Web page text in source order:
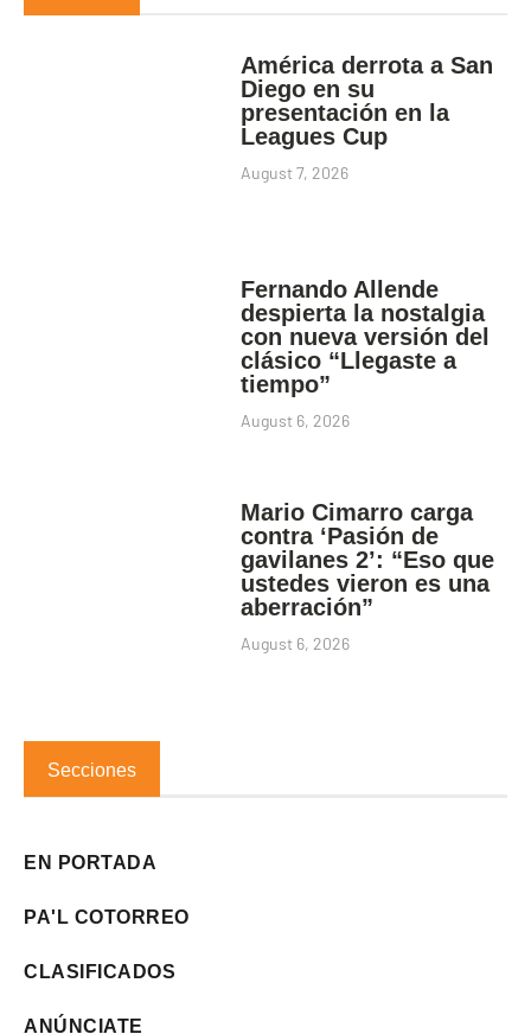
América derrota a San
Diego en su
presentación en la
Leagues Cup
August 7, 2026
Fernando Allende
despierta la nostalgia
con nueva versión del
clásico “Llegaste a
tiempo”
August 6, 2026
Mario Cimarro carga
contra ‘Pasión de
gavilanes 2’: “Eso que
ustedes vieron es una
aberración”
August 6, 2026
Secciones
EN PORTADA
PA'L COTORREO
CLASIFICADOS
ANÚNCIATE